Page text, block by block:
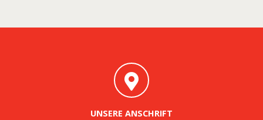
UNSERE ANSCHRIFT